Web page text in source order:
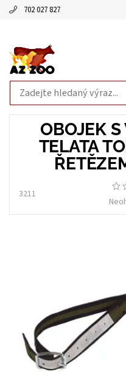
702 027 827
OBOJEK
TELATA
3211